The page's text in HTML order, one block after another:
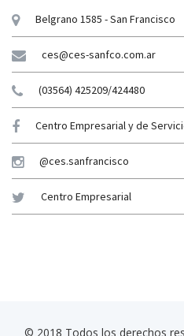
Belgrano 1585 - San Francisco
ces@ces-sanfco.com.ar
(03564) 425209/424480
Centro Empresarial y de
@ces.sanfrancisco
Centro Empresarial
© 2018 Todos los derechos